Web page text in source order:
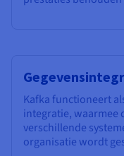
Kafka functioneert
integratie, waarmee
verschillende
organisatie wordt